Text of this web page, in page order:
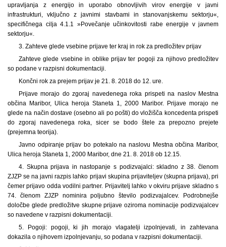
upravljanja z energijo in uporabo obnovljivih virov energije v javni
infrastrukturi, vključno z javnimi stavbami in stanovanjskemu sektorju«,
specifičnega cilja 4.1.1 »Povečanje učinkovitosti rabe energije v javnem
sektorju«.
3. Zahteve glede vsebine prijave ter kraj in rok za predložitev prijav
Zahteve glede vsebine in oblike prijav ter pogoji za njihovo predložitev
so podane v razpisni dokumentaciji.
Končni rok za prejem prijav je 21. 8. 2018 do 12. ure.
Prijave morajo do zgoraj navedenega roka prispeti na naslov Mestna
občina Maribor, Ulica heroja Staneta 1, 2000 Maribor. Prijave morajo ne
glede na način dostave (osebno ali po pošti) do vložišča koncedenta prispeti
do zgoraj navedenega roka, sicer se bodo štele za prepozno prejete
(prejemna teorija).
Javno odpiranje prijav bo potekalo na naslovu Mestna občina Maribor,
Ulica heroja Staneta 1, 2000 Maribor, dne 21. 8. 2018 ob 12.15.
4. Skupna prijava in nastopanje s podizvajalci: skladno z 38. členom
ZJZP se na javni razpis lahko prijavi skupina prijaviteljev (skupna prijava), pri
čemer prijavo odda vodilni partner. Prijavitelj lahko v okviru prijave skladno s
74. členom ZJZP nominira poljubno število podizvajalcev. Podrobnejše
določbe glede predložitve skupne prijave oziroma nominacije podizvajalcev
so navedene v razpisni dokumentaciji.
5. Pogoji: pogoji, ki jih morajo vlagatelji izpolnjevati, in zahtevana
dokazila o njihovem izpolnjevanju, so podana v razpisni dokumentaciji.